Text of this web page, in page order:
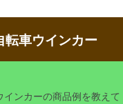
転車ウインカー
インカーの商品例を教えて